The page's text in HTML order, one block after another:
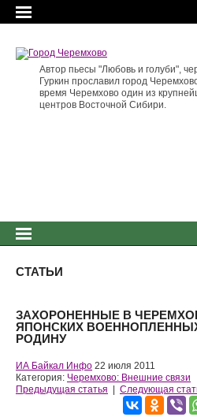
Автор пьесы "Любовь и голуби",
Гуркин прославил город
время Черемхово один из
центров Восточной Сибири.
СТАТЬИ
ЗАХОРОНЕННЫЕ В
ЯПОНСКИХ
РОДИНУ
ИА Байкал Инфо 22 июля 2011
Категория: Черемхово: Внешние связи
Предыдущая статья
Следующая